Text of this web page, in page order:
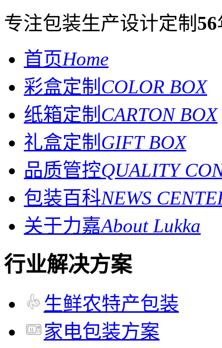
专注包装生产设计定制 56
首页Home
彩盒定制 COLOR BOX
纸箱定制 CARTON BOX
礼盒定制 GIFT BOX
品质管控QUALITY
包装百科NEWS
关于力嘉About Lukka
行业解决方案
生鲜农特产包装
家电包装方案